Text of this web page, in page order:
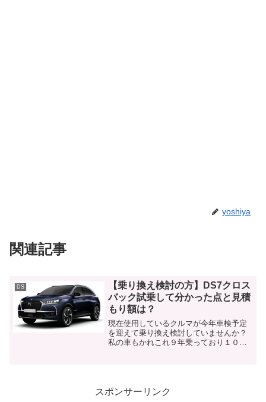
yoshiya
関連記事
DS
【乗り換え検討の方】DS7クロス
バック試乗して分かった点と見積
もり額は？
現在使用しているクルマが今年車検予定
を迎えて乗り換え検討していませんか？
私の車もかれこれ９年乗っており１０万
スポンサーリンク